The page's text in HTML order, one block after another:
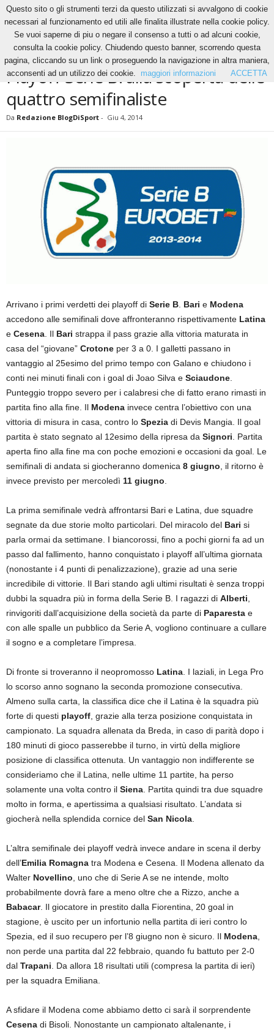
News Playoff Serie B: alla scoperta delle quattro semifinaliste
NEWS
Playoff Serie B: alla scoperta delle
quattro semifinaliste
Da Redazione BlogDiSport - Giu 4, 2014
Arrivano i primi verdetti dei playoff di Serie B Bari e Modena
accedono alle semifinali dove affronteranno rispettivamente Latina
e Cesena . Il Bari strappa il pass grazie alla vittoria maturata in
casa del “giovane” Crotone per 3 a 0. I galletti passano in
vantaggio al 25esimo del primo tempo con Galano e chiudono i
conti nei minuti finali con i goal di Joao Silva e Sciaudone
Punteggio troppo severo per i calabresi che di fatto erano rimasti in
partita fino alla fine. Il Modena invece centra l’obiettivo con una
vittoria di misura in casa, contro lo Spezia di Devis Mangia. Il goal
partita è stato segnato al 12esimo della ripresa da Signori . Partita
aperta fino alla fine ma con poche emozioni e occasioni da goal. Le
semifinali di andata si giocheranno domenica 8 giugno , il ritorno è
invece previsto per mercoledì 11 giugno
La prima semifinale vedrà affrontarsi Bari e Latina, due squadre
segnate da due storie molto particolari. Del miracolo del Bari si
parla ormai da settimane. I biancorossi, fino a pochi giorni fa ad un
passo dal fallimento, hanno conquistato i playoff all’ultima giornata
(nonostante i 4 punti di penalizzazione), grazie ad una serie
incredibile di vittorie. Il Bari stando agli ultimi risultati è senza troppi
dubbi la squadra più in forma della Serie B. I ragazzi di Alberti
rinvigoriti dall’acquisizione della società da parte di Paparesta e
con alle spalle un pubblico da Serie A, vogliono continuare a cullare
il sogno e a completare l’impresa.
Di fronte si troveranno il neopromosso Latina . I laziali, in Lega Pro
lo scorso anno sognano la seconda promozione consecutiva.
Almeno sulla carta, la classifica dice che il Latina è la squadra più
forte di questi playoff , grazie alla terza posizione conquistata in
campionato. La squadra allenata da Breda, in caso di parità dopo i
180 minuti di gioco passerebbe il turno, in virtù della migliore
posizione di classifica ottenuta. Un vantaggio non indifferente se
consideriamo che il Latina, nelle ultime 11 partite, ha perso
solamente una volta contro il Siena . Partita quindi tra due squadre
molto in forma, e apertissima a qualsiasi risultato. L’andata si
giocherà nella splendida cornice del San Nicola
L’altra semifinale dei playoff vedrà invece andare in scena il derby
dell’Emilia Romagna tra Modena e Cesena. Il Modena allenato da
Walter Novellino , uno che di Serie A se ne intende, molto
probabilmente dovrà fare a meno oltre che a Rizzo, anche a
Babacar. Il giocatore in prestito dalla Fiorentina, 20 goal in
stagione, è uscito per un infortunio nella partita di ieri contro lo
Spezia, ed il suo recupero per l’8 giugno non è sicuro. Il Modena
non perde una partita dal 22 febbraio, quando fu battuto per 2-0
dal Trapani . Da allora 18 risultati utili (compresa la partita di ieri)
per la squadra Emiliana.
A sfidare il Modena come abbiamo detto ci sarà il sorprendente
Cesena di Bisoli. Nonostante un campionato altalenante, i
Questo sito o gli strumenti terzi da questo utilizzati si avvalgono di cookie
necessari al funzionamento ed utili alle finalita illustrate nella cookie policy.
Se vuoi saperne di piu o negare il consenso a tutti o ad alcuni cookie,
consulta la cookie policy. Chiudendo questo banner, scorrendo questa
pagina, cliccando su un link o proseguendo la navigazione in altra maniera,
acconsenti ad un utilizzo dei cookie.
maggiori informazioni ACCETTA